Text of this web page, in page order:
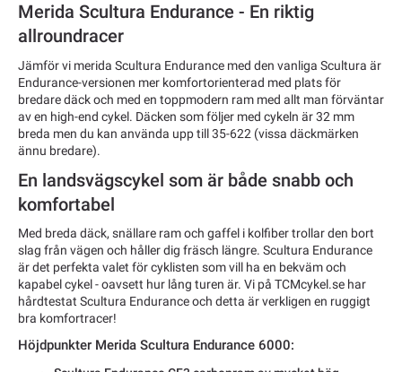
Merida Scultura Endurance - En riktig
allroundracer
Jämför vi merida Scultura Endurance med den vanliga Scultura är
Endurance-versionen mer komfortorienterad med plats för
bredare däck och med en toppmodern ram med allt man förväntar
av en high-end cykel. Däcken som följer med cykeln är 32 mm
breda men du kan använda upp till 35-622 (vissa däckmärken
ännu bredare).
En landsvägscykel som är både snabb och
komfortabel
Med breda däck, snällare ram och gaffel i kolfiber trollar den bort
slag från vägen och håller dig fräsch längre. Scultura Endurance
är det perfekta valet för cyklisten som vill ha en bekväm och
kapabel cykel - oavsett hur lång turen är. Vi på TCMcykel.se har
hårdtestat Scultura Endurance och detta är verkligen en ruggigt
bra komfortracer!
Höjdpunkter Merida Scultura Endurance 6000: